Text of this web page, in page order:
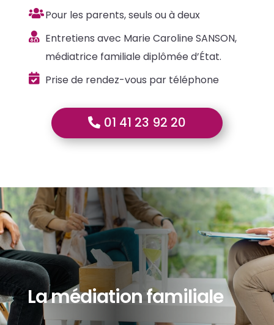
Pour les parents, seuls ou à deux
 Entretiens avec Marie Caroline SANSON,
médiatrice familiale diplômée d’État.
 Prise de rendez-vous par téléphone
01 41 23 92 20
La médiation familiale